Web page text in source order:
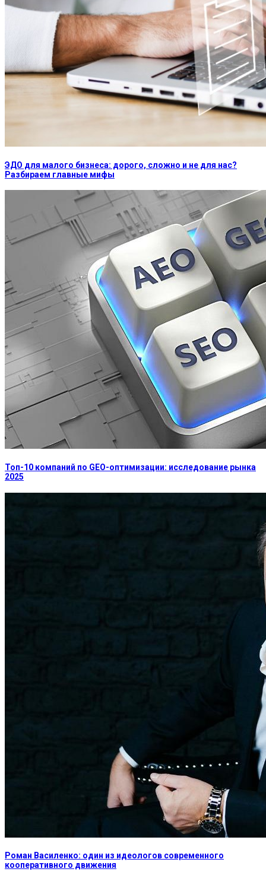
ЭДО для малого бизнеса: дорого, сложно и не для нас?
Разбираем главные мифы
Топ-10 компаний по GEO-оптимизации: исследование рынка
2025
Роман Василенко: один из идеологов современного
кооперативного движения